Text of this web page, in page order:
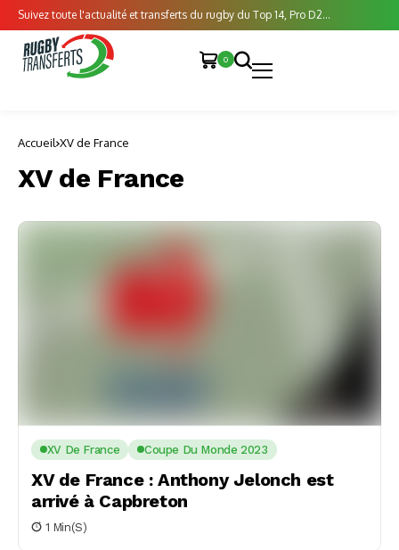
Suivez toute l'actualité et transferts du rugby du Top 14, Pro D2...
0
Accueil XV de France
XV de France
XV De France Coupe Du Monde 2023
XV de France : Anthony Jelonch est
arrivé à Capbreton
1 Min(s)